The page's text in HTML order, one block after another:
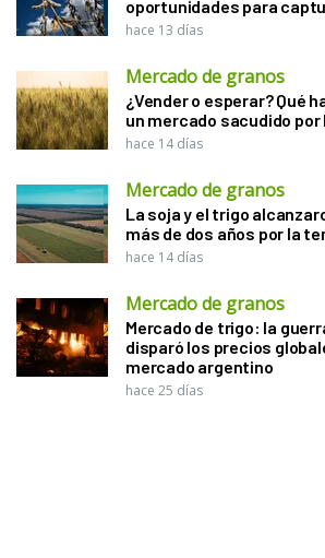
oportunidades para
hace 13 días
Mercado de granos
¿Vender o esperar? Qué
un mercado sacudido por
hace 14 días
Mercado de granos
La soja y el trigo
más de dos años por la
hace 14 días
Mercado de granos
Mercado de trigo: la
disparó los precios
mercado argentino
hace 25 días